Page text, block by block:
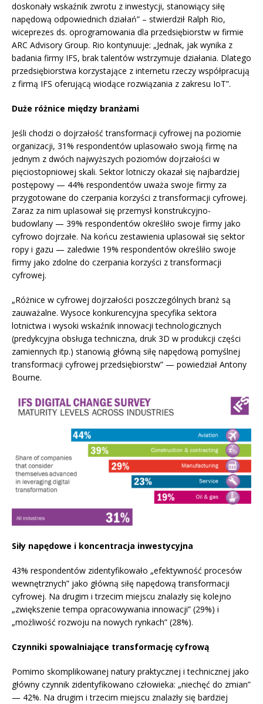
doskonały wskaźnik zwrotu z inwestycji, stanowiący siłę
napędową odpowiednich działań” – stwierdził Ralph Rio,
wiceprezes ds. oprogramowania dla przedsiębiorstw w firmie
ARC Advisory Group. Rio kontynuuje: „Jednak, jak wynika z
badania firmy IFS, brak talentów wstrzymuje działania. Dlatego
przedsiębiorstwa korzystające z internetu rzeczy współpracują
z firmą IFS oferującą wiodące rozwiązania z zakresu IoT”.
Duże różnice między branżami
Jeśli chodzi o dojrzałość transformacji cyfrowej na poziomie
organizacji, 31% respondentów uplasowało swoją firmę na
jednym z dwóch najwyższych poziomów dojrzałości w
pięciostopniowej skali. Sektor lotniczy okazał się najbardziej
postępowy — 44% respondentów uważa swoje firmy za
przygotowane do czerpania korzyści z transformacji cyfrowej.
Zaraz za nim uplasował się przemysł konstrukcyjno-
budowlany — 39% respondentów określiło swoje firmy jako
cyfrowo dojrzałe. Na końcu zestawienia uplasował się sektor
ropy i gazu — zaledwie 19% respondentów określiło swoje
firmy jako zdolne do czerpania korzyści z transformacji
cyfrowej.
„Różnice w cyfrowej dojrzałości poszczególnych branż są
zauważalne. Wysoce konkurencyjna specyfika sektora
lotnictwa i wysoki wskaźnik innowacji technologicznych
(predykcyjna obsługa techniczna, druk 3D w produkcji części
zamiennych itp.) stanowią główną siłę napędową pomyślnej
transformacji cyfrowej przedsiębiorstw” — powiedział Antony
Bourne.
Siły napędowe i koncentracja inwestycyjna
43% respondentów zidentyfikowało „efektywność procesów
wewnętrznych” jako główną siłę napędową transformacji
cyfrowej. Na drugim i trzecim miejscu znalazły się kolejno
„zwiększenie tempa opracowywania innowacji” (29%) i
„możliwość rozwoju na nowych rynkach” (28%).
Czynniki spowalniające transformację cyfrową
Pomimo skomplikowanej natury praktycznej i technicznej jako
główny czynnik zidentyfikowano człowieka: „niechęć do zmian”
— 42%. Na drugim i trzecim miejscu znalazły się bardziej